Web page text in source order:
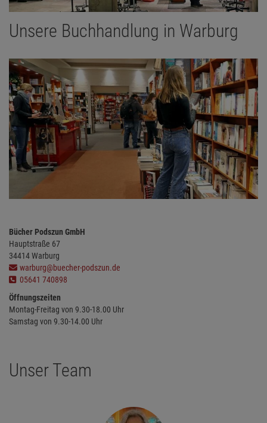
Unsere Buchhandlung in Warburg
Bücher Podszun GmbH
Hauptstraße 67
34414Warburg
warburg@buecher-podszun.de
05641 740898
Öffnungszeiten
Montag-Freitag von 9.30-18.00 Uhr
Samstag von 9.30-14.00 Uhr
Unser Team